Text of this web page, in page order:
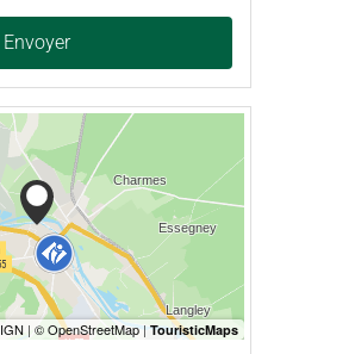
Envoyer